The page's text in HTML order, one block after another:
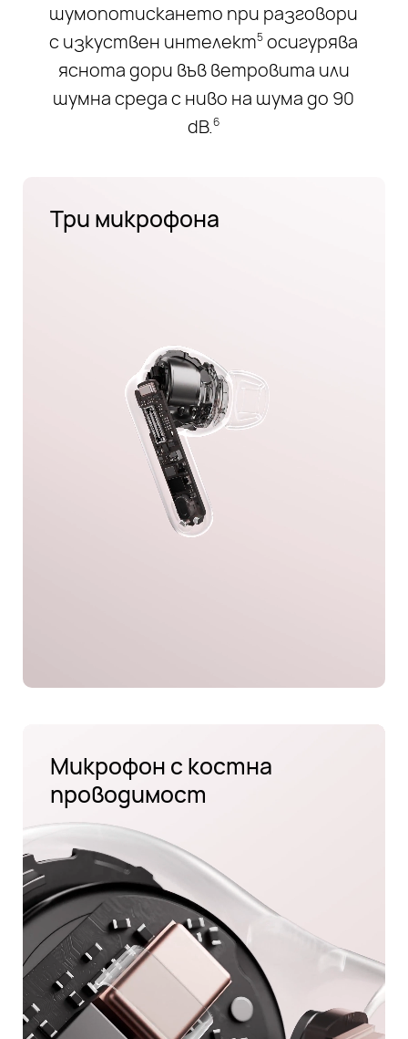
шумопотискането при разговори
с изкуствен интелект5 осигурява
яснота дори във ветровита или
шумна среда с ниво на шума до 90
dB.6
Три микрофона
Микрофон с костна
проводимост